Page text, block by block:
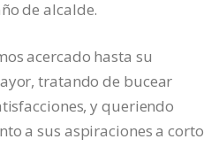
de alcalde.
acercado hasta su
tratando de bucear
y queriendo
a sus aspiraciones a corto